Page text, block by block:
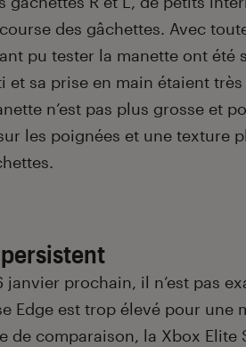
des gâchettes. Avec
pu tester la manette ont été
et sa prise en main étaient
n’est pas plus grosse et
les poignées et une texture
prochain, il n’est pas
Edge est trop élevé pour une
de comparaison, la Xbox Elite